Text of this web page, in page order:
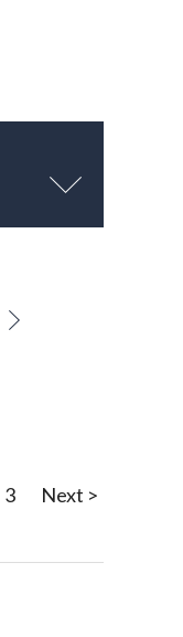
3 Next >